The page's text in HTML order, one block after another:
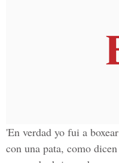
'En verdad yo fui a
con una pata, como